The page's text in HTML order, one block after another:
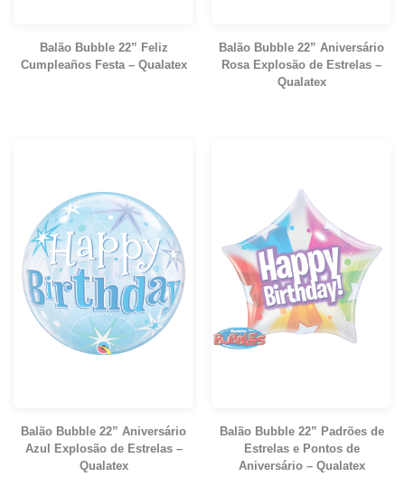
Balão Bubble 22” Feliz
Cumpleaños Festa – Qualatex
Balão Bubble 22” Aniversário
Rosa Explosão de Estrelas –
Qualatex
Balão Bubble 22” Aniversário
Azul Explosão de Estrelas –
Qualatex
Balão Bubble 22” Padrões de
Estrelas e Pontos de
Aniversário – Qualatex